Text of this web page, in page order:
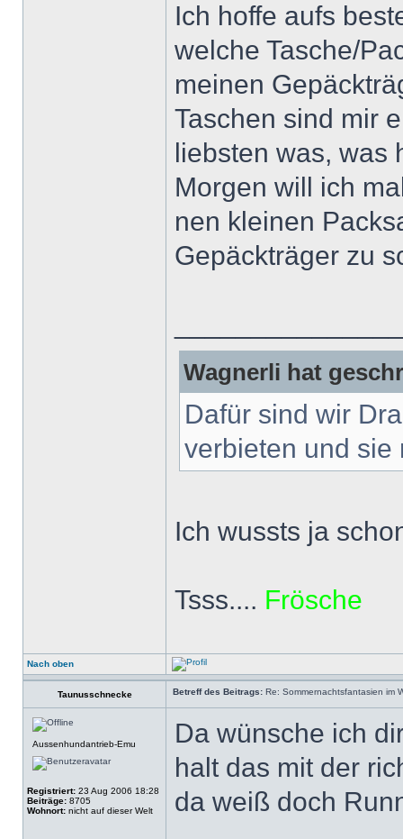
Ich hoffe aufs
welche Tasche/
meinen
Taschen sind mir
liebsten was, was
Morgen will ich
nen kleinen
Gepäckträger zu
Wagnerli hat
Dafür sind wir
verbieten und sie
Ich wussts ja
Tsss.... Frösche
Nach oben
Taunusschnecke Betreff des Beitrags: Re: Sommernachtsfantasien im
Aussenhundantrieb-Emu
Registriert: 23 Aug 2006 18:28
Beiträge: 8705
Wohnort: nicht auf dieser Welt
Da wünsche ich
halt das mit der
da weiß doch